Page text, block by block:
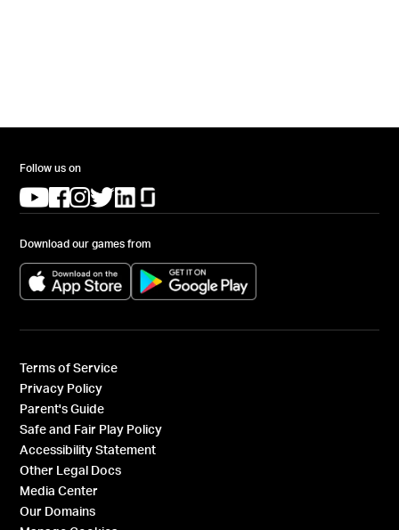
Follow us on
(opens in a new tab)
(opens in a new tab)
(opens in a new tab)
(opens in a new tab)
(opens in a new tab)
Download our games from
(opens in a new tab) (opens in a new tab)
Terms of Service
Privacy Policy
Parent's Guide
Safe and Fair Play Policy
Accessibility Statement
Other Legal Docs
Media Center
Our Domains